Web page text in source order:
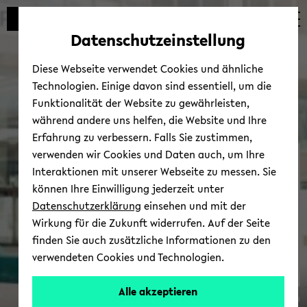
Automatische
vermeiden
zum
wechseln
zum
wechseln
zum
wechseln
Per­so­nal­ent­wick­lungs­pro­
gramm für For­schen­de
und Leh­ren­de (PEP)
zur Ver­an­stal­tungs­über­
© Uni­ver­si­tät Bie­le­feld
Datenschutzeinstellung
Diese Webseite verwendet Cookies und ähnliche
Technologien. Einige davon sind essentiell, um die
Funktionalität der Website zu gewährleisten,
während andere uns helfen, die Website und Ihre
Erfahrung zu verbessern. Falls Sie zustimmen,
verwenden wir Cookies und Daten auch, um Ihre
Interaktionen mit unserer Webseite zu messen. Sie
können Ihre Einwilligung jederzeit unter
Datenschutzerklärung einsehen und mit der
Wirkung für die Zukunft widerrufen. Auf der Seite
finden Sie auch zusätzliche Informationen zu den
verwendeten Cookies und Technologien.
Alle akzeptieren